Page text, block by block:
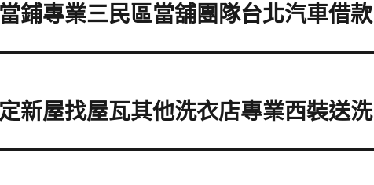
鋪專業三民區當舖團隊台北汽車借款
新屋找屋瓦其他洗衣店專業西裝送洗